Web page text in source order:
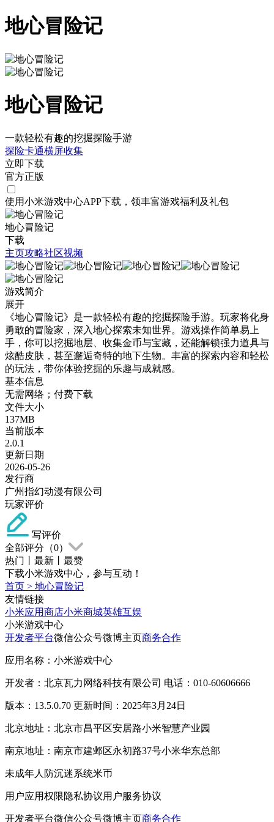
地心冒险记
地心冒险记
一款轻松有趣的挖掘探险手游
探险卡通横屏收集
立即下载
官方正版
使用小米游戏中心APP下载 ，领丰富游戏福利 及礼包
地心冒险记
下载
主页攻略社区视频
游戏简介
展开
《地心冒险记》是一款轻松有趣的挖掘探险手游。玩家将化身
勇敢的冒险家，深入地心探索未知世界。游戏操作简单易上
手，你可以挖掘地层、收集金币与宝藏，还能解锁强力道具与
炫酷皮肤，甚至邂逅奇特的地下生物。丰富的探索内容和轻松
的玩法，带你体验挖掘的乐趣与成就感。
基本信息
无需网络；付费下载
文件大小
137MB
当前版本
2.0.1
更新日期
2026-05-26
发行商
广州指幻动漫有限公司
玩家评价
写评价
全部评分（0）
热门
最新
最赞
下载小米游戏中心，参与互动！
首页 > 地心冒险记
友情链接
小米应用商店小米商城英雄互娱
小米游戏中心
开发者平台微信公众号微博主页商务合作
应用名称：小米游戏中心
开发者：北京瓦力网络科技有限公司 电话：010-60606666
版本：13.5.0.70 更新时间：2025年3月24日
北京地址：北京市昌平区安居路小米智慧产业园
南京地址：南京市建邺区永初路37号小米华东总部
未成年人防沉迷系统米币
用户应用权限隐私协议用户服务协议
开发者平台微信公众号微博主页商务合作